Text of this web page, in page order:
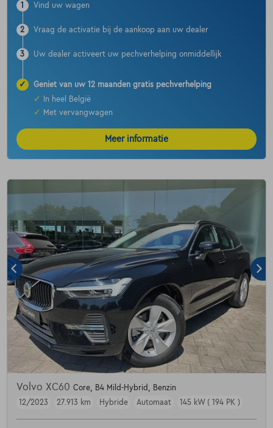
1 Vind uw wagen
2 Vraag de activatie bij de aankoop aan uw dealer
3 Uw dealer activeert uw pechverhelping onmiddellijk
✓
Geniet van uw 12 maanden gratis pechverhelping
✓
In heel België
✓
Met vervangwagen
Meer informatie
Volvo XC60 Core, B4 Mild-Hybrid, Benzin
12/2023
27.913 km Hybride Automaat 145 kW ( 194 PK )